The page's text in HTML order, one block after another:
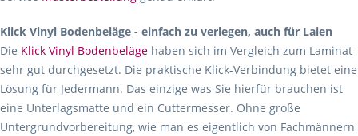
Klick Vinyl Bodenbeläge - einfach zu verlegen, auch für Laien
Die Klick Vinyl Bodenbeläge haben sich im Vergleich zum Laminat
sehr gut durchgesetzt. Die praktische Klick-Verbindung bietet eine
Lösung für Jedermann. Das einzige was Sie hierfür brauchen ist
eine Unterlagsmatte und ein Cuttermesser. Ohne große
Untergrundvorbereitung, wie man es eigentlich von Fachmännern